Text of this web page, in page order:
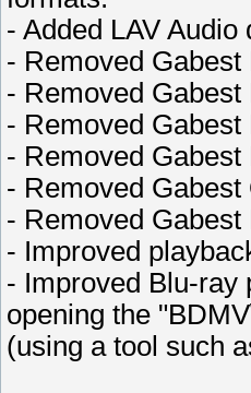
- Added LAV Audio
- Removed Gabest
- Removed
- Removed
- Removed Gabest
- Removed Gabest
- Removed
- Improved
- Improved Blu-ray
opening the
(using a tool such